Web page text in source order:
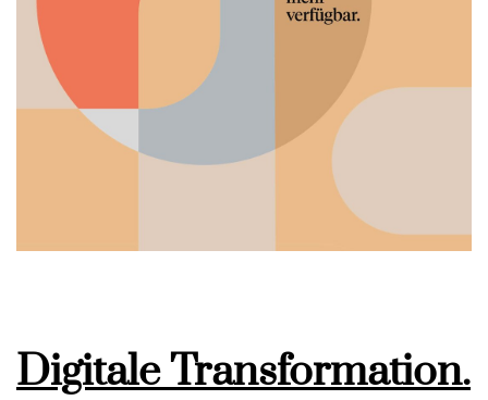
Digitale Transformation.